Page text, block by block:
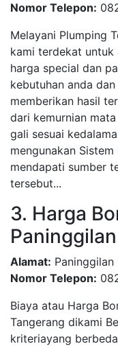
Nomor Telepon:
Melayani Plumping
kami terdekat untuk
harga special dan
kebutuhan anda
memberikan hasil
dari kemurnian
gali sesuai
mengunakan
mendapati sumber
tersebut...
3. Harga
Alamat: Paninggilan
Nomor Telepon:
Biaya atau Harga
Tangerang dikami
kriteriayang